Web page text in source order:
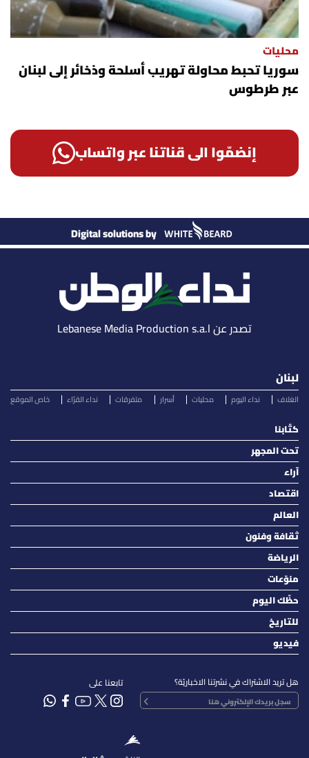
محليات
سوريا تحبط محاولة تهريب أسلحة وذخائر إلى لبنان
عبر طرطوس
إنضمّوا الى قناتنا عبر واتساب
Digital solutions by
تصدر عن Lebanese Media Production s.a.l
لبنان
الغلاف نداء اليوم محليات أسرار متفرقات نداء القرّاء خاص الموقع
كتّابنا
تحت المجهر
آراء
اقتصاد
العالم
ثقافة وفنون
الرياضة
منوّعات
حظّك اليوم
للتاريخ
فيديو
هل تريد الاشتراك في نشرتنا الاخباريّة؟ تابعنا على